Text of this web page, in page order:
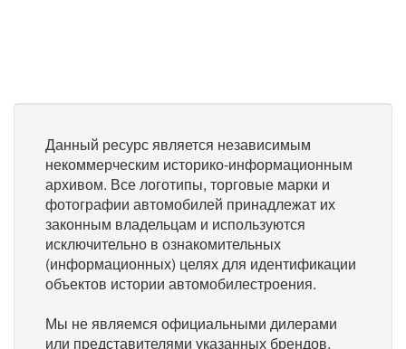
Данный ресурс является независимым
некоммерческим историко-информационным
архивом. Все логотипы, торговые марки и
фотографии автомобилей принадлежат их
законным владельцам и используются
исключительно в ознакомительных
(информационных) целях для идентификации
объектов истории автомобилестроения.
Мы не являемся официальными дилерами
или представителями указанных брендов.